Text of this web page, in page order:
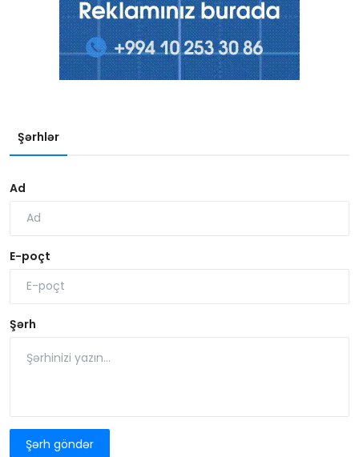
Şərhlər
Ad
E-poçt
Şərh
Şərh göndər